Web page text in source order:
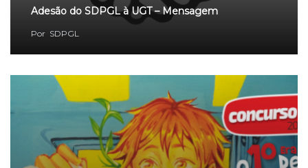
Adesão do SDPGL à UGT – Mensagem
Por SDPGL